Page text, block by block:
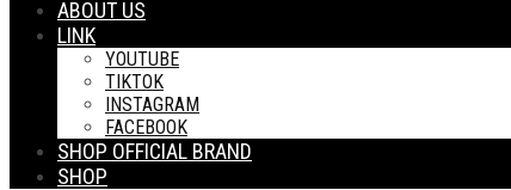
ABOUT US
LINK
YOUTUBE
TIKTOK
INSTAGRAM
FACEBOOK
SHOP OFFICIAL BRAND
SHOP